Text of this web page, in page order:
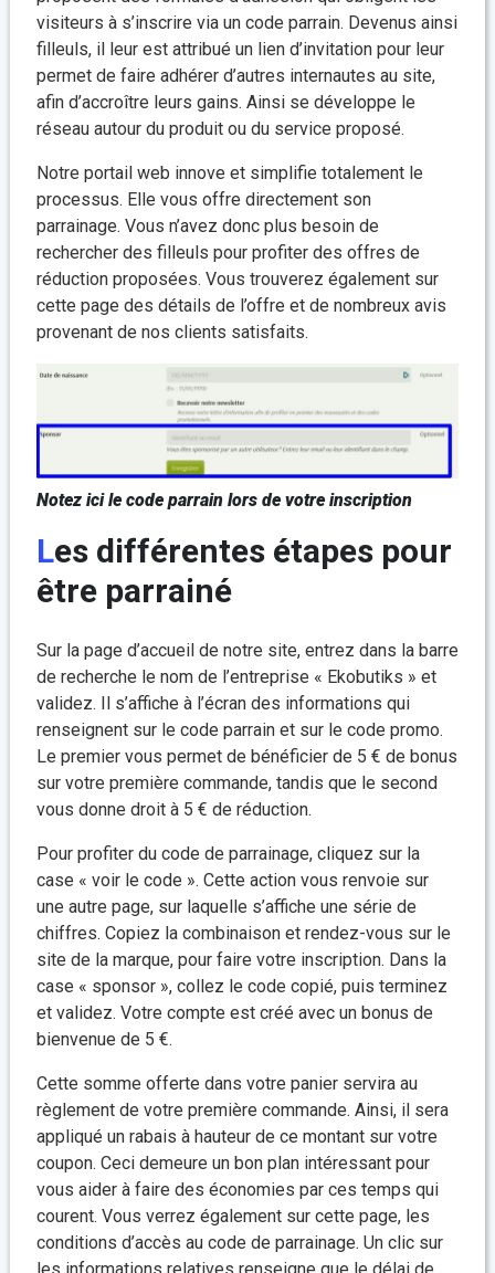
visiteurs à s’inscrire via un code parrain. Devenus ainsi
filleuls, il leur est attribué un lien d’invitation pour leur
permet de faire adhérer d’autres internautes au site,
afin d’accroître leurs gains. Ainsi se développe le
réseau autour du produit ou du service proposé.
Notre portail web innove et simplifie totalement le
processus. Elle vous offre directement son
parrainage. Vous n’avez donc plus besoin de
rechercher des filleuls pour profiter des offres de
réduction proposées. Vous trouverez également sur
cette page des détails de l’offre et de nombreux avis
provenant de nos clients satisfaits.
Notez ici le code parrain lors de votre inscription
Les différentes étapes pour
être parrainé
Sur la page d’accueil de notre site, entrez dans la barre
de recherche le nom de l’entreprise « Ekobutiks » et
validez. Il s’affiche à l’écran des informations qui
renseignent sur le code parrain et sur le code promo.
Le premier vous permet de bénéficier de 5 € de bonus
sur votre première commande, tandis que le second
vous donne droit à 5 € de réduction.
Pour profiter du code de parrainage, cliquez sur la
case « voir le code ». Cette action vous renvoie sur
une autre page, sur laquelle s’affiche une série de
chiffres. Copiez la combinaison et rendez-vous sur le
site de la marque, pour faire votre inscription. Dans la
case « sponsor », collez le code copié, puis terminez
et validez. Votre compte est créé avec un bonus de
bienvenue de 5 €.
Cette somme offerte dans votre panier servira au
règlement de votre première commande. Ainsi, il sera
appliqué un rabais à hauteur de ce montant sur votre
coupon. Ceci demeure un bon plan intéressant pour
vous aider à faire des économies par ces temps qui
courent. Vous verrez également sur cette page, les
conditions d’accès au code de parrainage. Un clic sur